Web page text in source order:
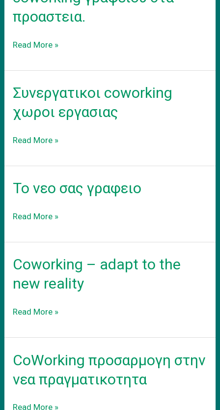
προαστεια.
Ενοικιαση
coworking
στα
Read More »
Συνεργατικοι coworking
χωροι εργασιας
Συνεργατικοι
χωροι
Read More »
Το νεο σας γραφειο
Το
σας
Read More »
Coworking – adapt to the
new reality
Coworking
adapt
the
reality
Read More »
CoWorking προσαρμογη στην
νεα πραγματικοτητα
CoWorking
Read More »